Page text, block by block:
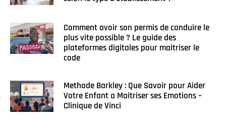
Comment avoir son permis de conduire le
plus vite possible ? Le guide des
plateformes digitales pour maitriser le
code
Methode Barkley : Que Savoir pour Aider
Votre Enfant a Maitriser ses Emotions –
Clinique de Vinci